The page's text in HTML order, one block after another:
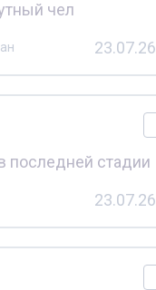
чел
23.07.26
последней стадии
23.07.26